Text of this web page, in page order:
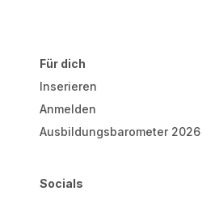
Für dich
Inserieren
Anmelden
Ausbildungsbarometer 2026
Socials